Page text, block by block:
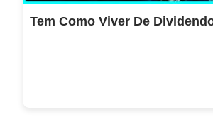
Tem Como Viver De